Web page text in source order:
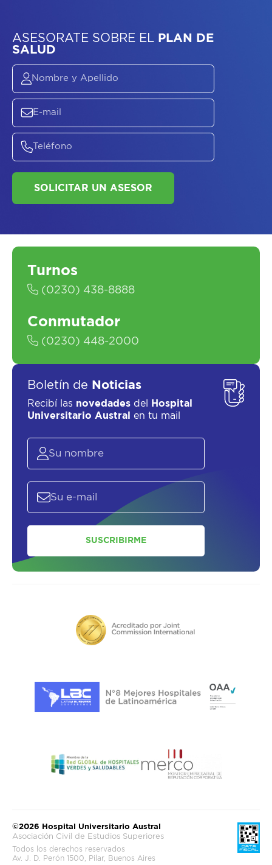
ASESORATE SOBREELPLAN DE
SALUD
Turnos
(0230) 438-8888
Conmutador
(0230) 448-2000
Boletín de Noticias
Recibí las novedades del
Hospital
Universitario Austral
en tu mail
SUSCRIBIRME
©2026 Hospital Universitario Austral
Asociación Civil de Estudios Superiores
Todos los derechos reservados
Av. J. D. Perón 1500, Pilar, Buenos Aires